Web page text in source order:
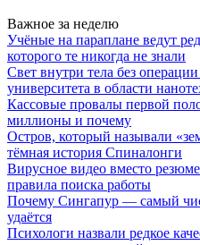
Важное за неделю
Учёные на параплане ведут
которого те никогда не знали
Свет внутри тела без
университета в области
Кассовые провалы первой
миллионы и почему
Остров, который называли
тёмная история Спиналонги
Вирусное видео вместо
правила поиска работы
Почему Сингапур — самый
удаётся
Психологи назвали редкое